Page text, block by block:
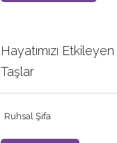
Hayatımızı Etkileyen
Taşlar
Ruhsal Şifa